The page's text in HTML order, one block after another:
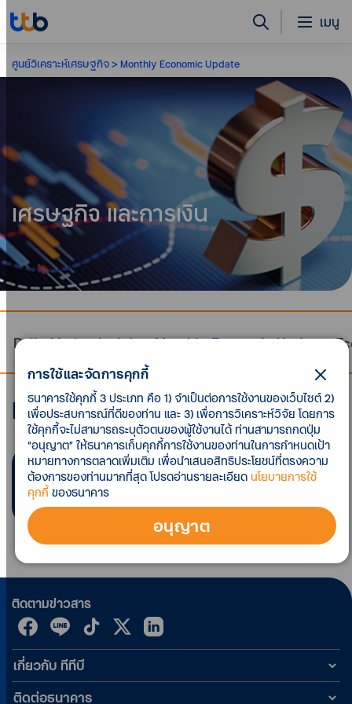
เมนู
ศูนย์วิเคราะห์เศรษฐกิจ Monthly Economic Update
เศรษฐกิจ และการเงิน
Daily Market Insight Monthly Economic Update
Monthly Economic Update
พบ0รายการ ตามที่คุณค้นหา
การใช้และจัดการคุกกี้
ธนาคารใช้คุกกี้ 3 ประเภท คือ 1) จำเป็นต่อการใช้งานของเว็บไซต์ 2)
เพื่อประสบการณ์ที่ดีของท่าน และ 3) เพื่อการวิเคราะห์วิจัย โดยการ
ใช้คุกกี้จะไม่สามารถระบุตัวตนของผู้ใช้งานได้ ท่านสามารถกดปุ่ม
“อนุญาต” ให้ธนาคารเก็บคุกกี้การใช้งานของท่านในการกำหนดเป้า
หมายทางการตลาดเพิ่มเติม เพื่อนำเสนอสิทธิประโยชน์ที่ตรงความ
ต้องการของท่านมากที่สุด โปรดอ่านรายละเอียด นโยบายการใช้
คุกกี้ของธนาคาร
อนุญาต
ติดตามข่าวสาร
เกี่ยวกับ ทีทีบี
ติดต่อธนาคาร